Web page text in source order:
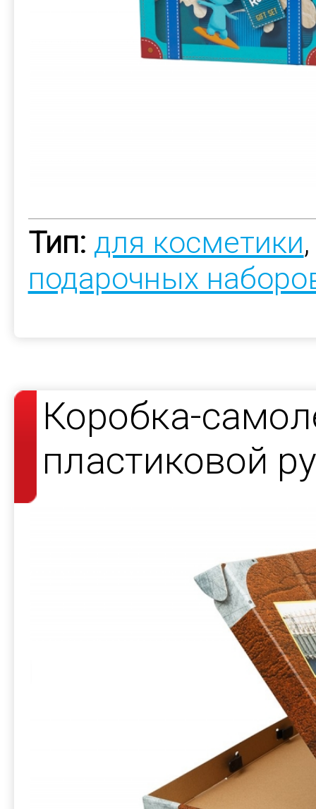
Тип: для косметики
подарочных
Коробка-
пластиковой